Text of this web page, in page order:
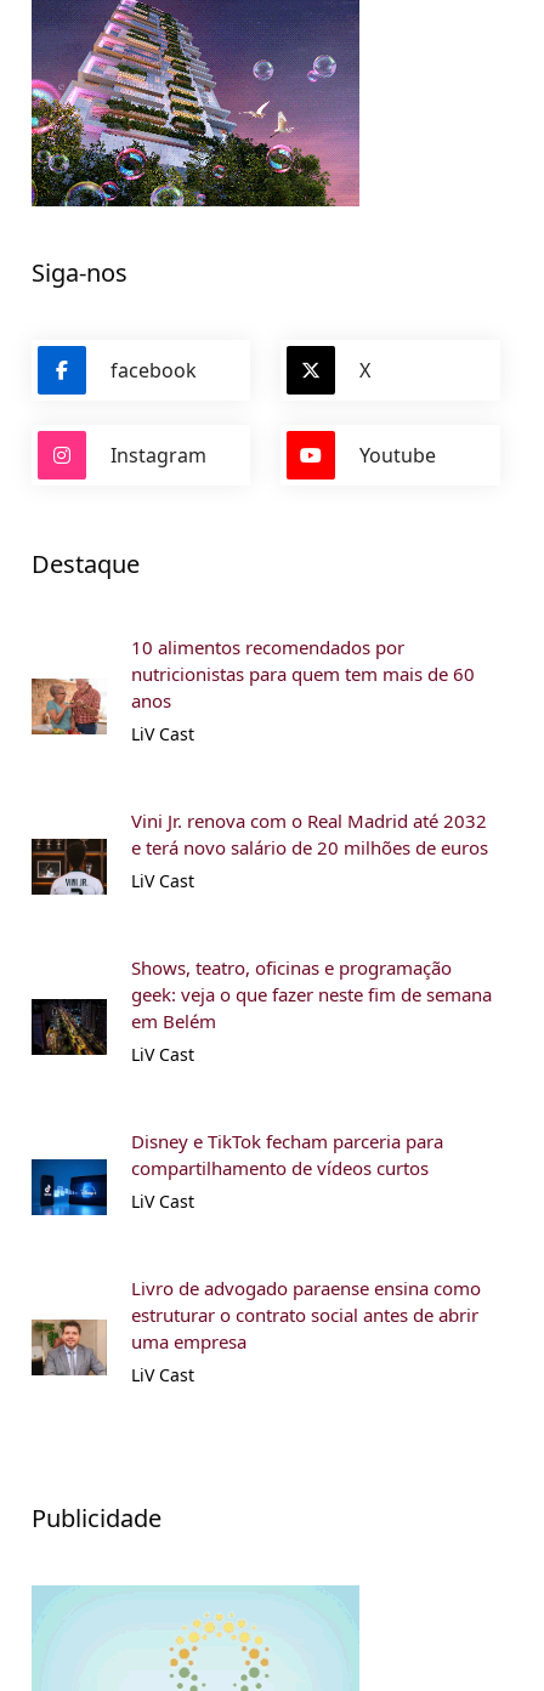
Siga-nos
facebook X
Instagram Youtube
Destaque
10 alimentos recomendados por
nutricionistas para quem tem mais de 60
anos
LiV Cast
Vini Jr. renova com o Real Madrid até 2032
e terá novo salário de 20 milhões de euros
LiV Cast
Shows, teatro, oficinas e programação
geek: veja o que fazer neste fim de semana
em Belém
LiV Cast
Disney e TikTok fecham parceria para
compartilhamento de vídeos curtos
LiV Cast
Livro de advogado paraense ensina como
estruturar o contrato social antes de abrir
uma empresa
LiV Cast
Publicidade